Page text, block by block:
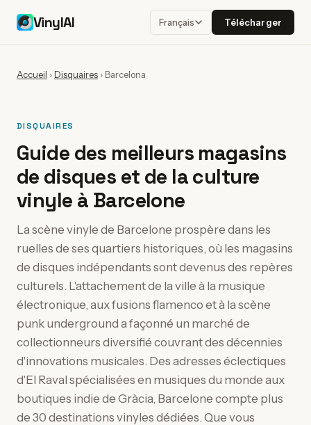
VinylAI Français Télécharger
Accueil ›Disquaires › Barcelona
DISQUAIRES
Guide des meilleurs magasins
de disques et de la culture
vinyle à Barcelone
La scène vinyle de Barcelone prospère dans les
ruelles de ses quartiers historiques, où les magasins
de disques indépendants sont devenus des repères
culturels. L'attachement de la ville à la musique
électronique, aux fusions flamenco et à la scène
punk underground a façonné un marché de
collectionneurs diversifié couvrant des décennies
d'innovations musicales. Des adresses éclectiques
d'El Raval spécialisées en musiques du monde aux
boutiques indie de Gràcia, Barcelone compte plus
de 30 destinations vinyles dédiées. Que vous